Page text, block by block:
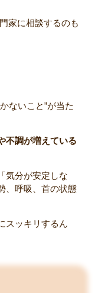
家に相談するのも
ないこと”が当た
不調が増えている
気分が安定しな
、呼吸、首の状態
スッキリするん